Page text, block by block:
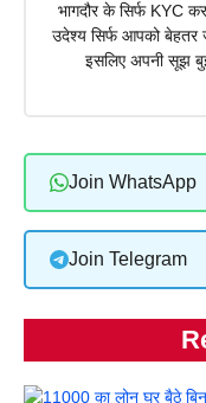
भागदौर के सिर्फ KYC
उदेश्य सिर्फ आपको बेहतर
इसलिए अपनी सूझ
Join WhatsApp
Join Telegram